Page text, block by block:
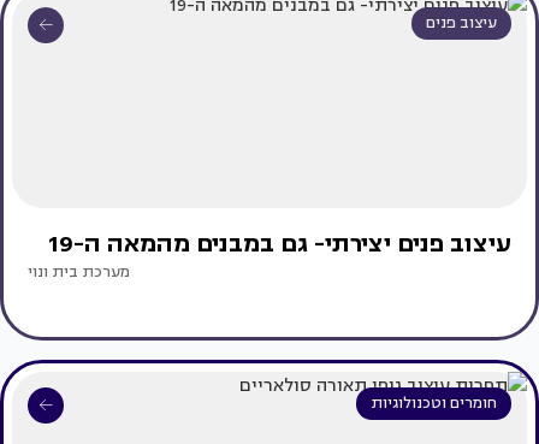
עיצוב פנים
עיצוב פנים יצירתי- גם במבנים מהמאה ה-19
מערכת בית ונוי
חומרים וטכנולוגיות